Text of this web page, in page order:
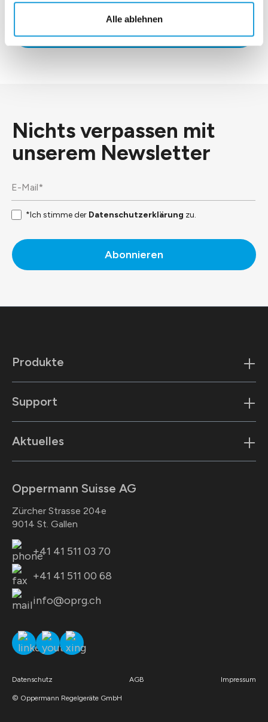
Alle ablehnen
Senden
Nichts verpassen mit
unserem Newsletter
*Ich stimme der Datenschutzerklärung zu.
Abonnieren
Oppermann Suisse AG
Zürcher Strasse 204e
9014 St. Gallen
+41 41 511 03 70
+41 41 511 00 68
info@oprg.ch
Produkte
Support
Aktuelles
© Oppermann Regelgeräte GmbH
Datenschutz AGB Impressum